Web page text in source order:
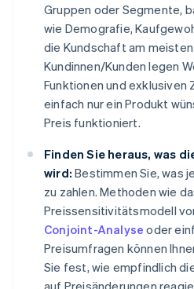
Gruppen oder Segmente,
wie Demografie,
die Kundschaft am
Kundinnen/Kunden legen
Funktionen und exklusiven
einfach nur ein Produkt
Preis funktioniert.
Finden Sie heraus, was
wird: Bestimmen Sie, was
zu zahlen. Methoden wie
Preissensitivitätsmodell
Conjoint-Analyse oder
Preisumfragen können
Sie fest, wie empfindlich